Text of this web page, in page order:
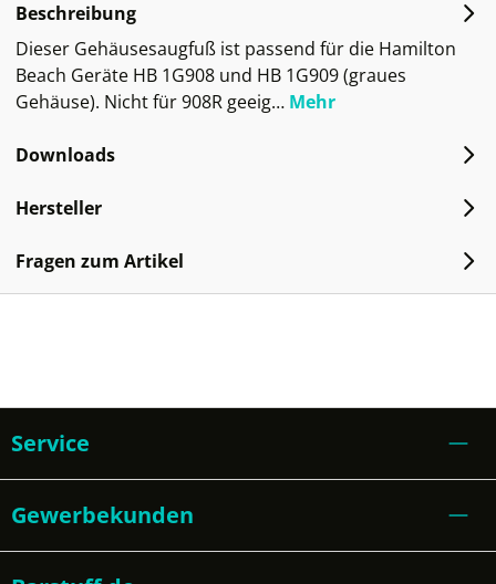
Beschreibung
Dieser Gehäusesaugfuß ist passend für die Hamilton
Beach Geräte HB 1G908 und HB 1G909 (graues
Gehäuse). Nicht für 908R geeig… Mehr
Downloads
Hersteller
Fragen zum Artikel
Service
Gewerbekunden